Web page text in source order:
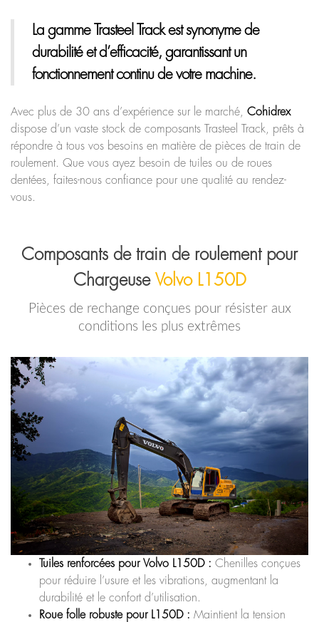
La gamme Trasteel Trackest synonyme de
durabilité et d’efficacité, garantissant un
fonctionnement continu de votre machine.
Avec plus de 30 ans d’expérience sur le marché, Cohidrex
dispose d’un vaste stock de composants Trasteel Track, prêts à
répondre à tous vos besoins en matière de pièces de train de
roulement. Que vous ayez besoin de tuiles ou de roues
dentées, faites-nous confiance pour une qualité au rendez-
vous.
Composants de train de roulement pour
Chargeuse Volvo L150D
Pièces de rechange conçues pour résister aux
conditions les plus extrêmes
Tuiles renforcées pour Volvo L150D : Chenilles conçues
pour réduire l’usure et les vibrations, augmentant la
durabilité et le confort d’utilisation.
Roue folle robuste pour L150D : Maintient la tension